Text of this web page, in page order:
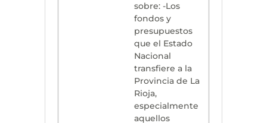
sobre: -Los
fondos y
presupuestos
que el Estado
Nacional
transfiere a la
Provincia de La
Rioja,
especialmente
aquellos